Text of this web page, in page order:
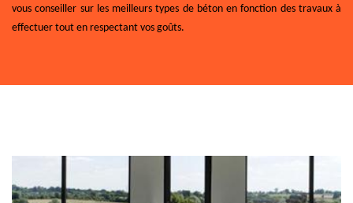
vous conseiller sur les meilleurs types de béton en fonction des travaux à
effectuer tout en respectant vos goûts.